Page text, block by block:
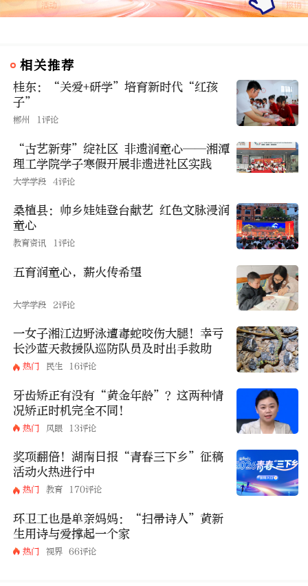
相关推荐
桂东：“关爱+研学”培育新时代“红孩
子”
郴州 1评论
“古艺新芽”绽社区 非遗润童心——湘潭
理工学院学子寒假开展非遗进社区实践
大学学段 4评论
桑植县：帅乡娃娃登台献艺 红色文脉浸润
童心
教育资讯 1评论
五育润童心，薪火传希望
大学学段 2评论
一女子湘江边野泳遭毒蛇咬伤大腿！幸亏
长沙蓝天救援队巡防队员及时出手救助
热门 民生 16评论
牙齿矫正有没有“黄金年龄”？这两种情
况矫正时机完全不同！
热门 风眼 13评论
奖项翻倍！湖南日报“青春三下乡”征稿
活动火热进行中
热门 教育 170评论
环卫工也是单亲妈妈：“扫帚诗人”黄新
生用诗与爱撑起一个家
热门 视界 66评论